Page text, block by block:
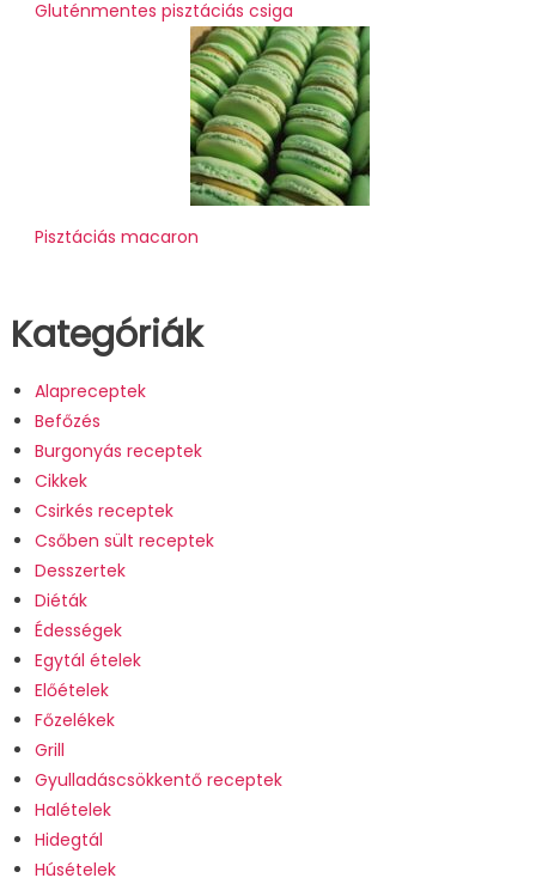
Gluténmentes pisztáciás csiga
Pisztáciás macaron
Kategóriák
Alapreceptek
Befőzés
Burgonyás receptek
Cikkek
Csirkés receptek
Csőben sült receptek
Desszertek
Diéták
Édességek
Egytál ételek
Előételek
Főzelékek
Grill
Gyulladáscsökkentő receptek
Halételek
Hidegtál
Húsételek